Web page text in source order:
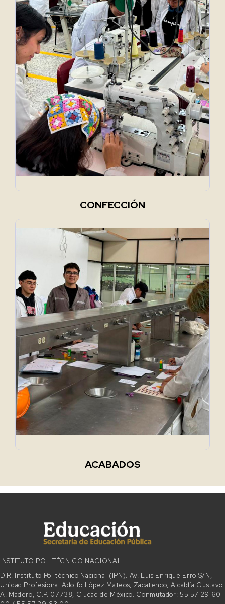
CONFECCIÓN
ACABADOS
INSTITUTO POLITÉCNICO NACIONAL
D.R. Instituto Politécnico Nacional (IPN). Av. Luis Enrique Erro S/N,
Unidad Profesional Adolfo López Mateos, Zacatenco, Alcaldía Gustavo
A. Madero, C.P. 07738, Ciudad de México. Conmutador: 55 57 29 60